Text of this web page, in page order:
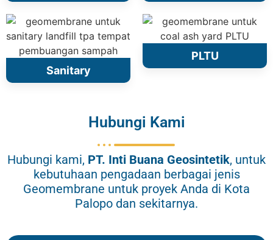
Sanitary
PLTU
Hubungi Kami
Hubungi kami, PT. Inti Buana Geosintetik, untuk
kebutuhaan pengadaan berbagai jenis
Geomembrane untuk proyek Anda di Kota
Palopo dan sekitarnya.